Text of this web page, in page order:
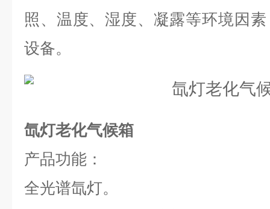
照、温度、湿度、凝露等环境因
设备。
氙灯老化气候箱
产品功能：
全光谱氙灯。